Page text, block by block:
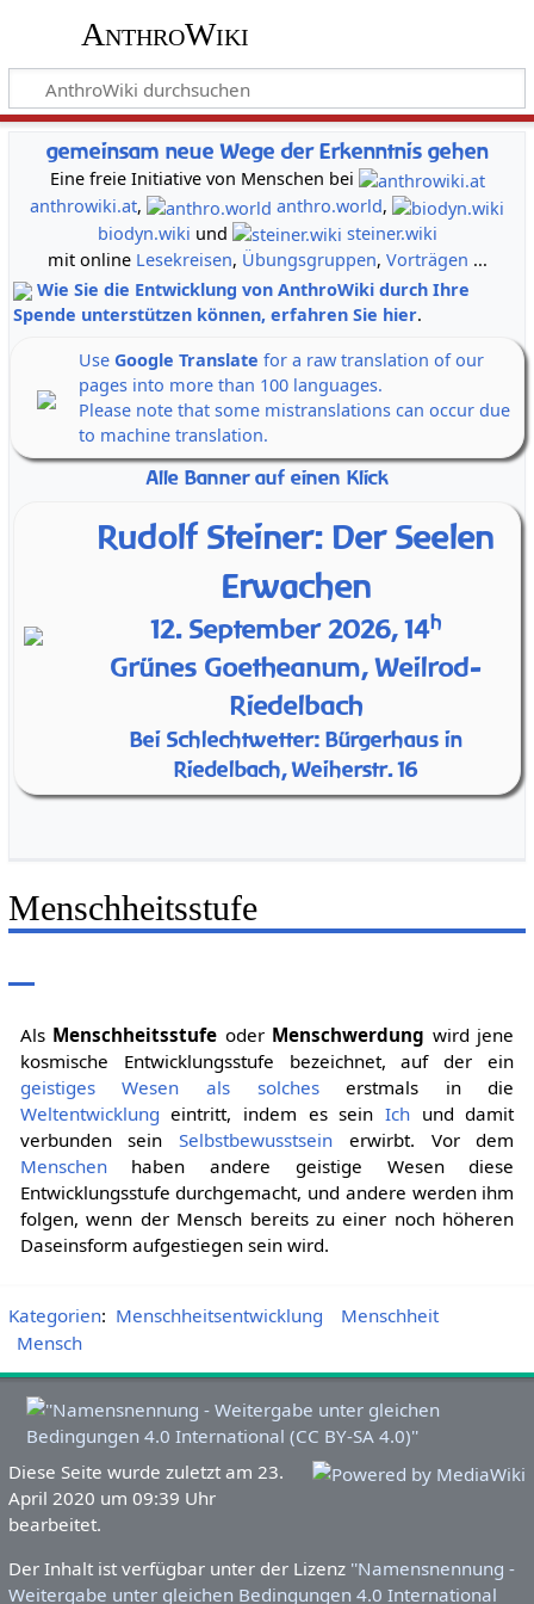
AnthroWiki
gemeinsam neue Wege der Erkenntnis gehen
Eine freie Initiative von Menschen bei
anthrowiki.at, anthro.world,
biodyn.wiki und
steiner.wiki
mit online Lesekreisen, Übungsgruppen, Vorträgen ...
Wie Sie die Entwicklung von AnthroWiki durch Ihre
Spende unterstützen können, erfahren Sie hier.
Use Google Translate for a raw translation of our
pages into more than 100 languages.
Please note that some mistranslations can occur due
to machine translation.
Alle Banner auf einen Klick
Rudolf Steiner: Der Seelen
Erwachen
12. September 2026, 14h
Grünes Goetheanum, Weilrod-
Riedelbach
Bei Schlechtwetter: Bürgerhaus in
Riedelbach, Weiherstr. 16
Menschheitsstufe
Als Menschheitsstufe oder Menschwerdung wird jene
kosmische Entwicklungsstufe bezeichnet, auf der ein
geistiges Wesen
als solcheserstmals in die
Weltentwicklung eintritt, indem es sein Ichund damit
verbunden seinSelbstbewusstsein erwirbt. Vor dem
Menschenhaben andere geistige Wesen diese
Entwicklungsstufe durchgemacht, und andere werden ihm
folgen, wenn der Mensch bereits zu einer noch höheren
Daseinsform aufgestiegen sein wird.
Kategorien: Menschheitsentwicklung
Menschheit
Mensch
Diese Seite wurde zuletzt am 23.
April 2020 um 09:39 Uhr
bearbeitet.
Der Inhalt ist verfügbar unter der Lizenz ''Namensnennung -
Weitergabe unter gleichen Bedingungen 4.0 International